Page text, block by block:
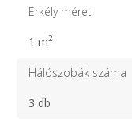
Erkély méret
1 m2
Hálószobák száma
3 db